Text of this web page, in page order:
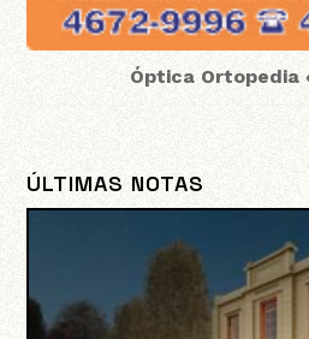
Óptica Ortopedia
ÚLTIMAS NOTAS